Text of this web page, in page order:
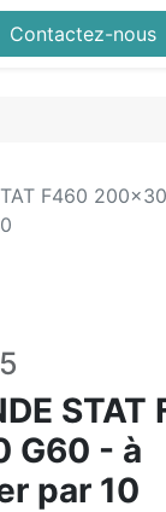
Contactez-nous
F460
STAT
G60 - à
par 10